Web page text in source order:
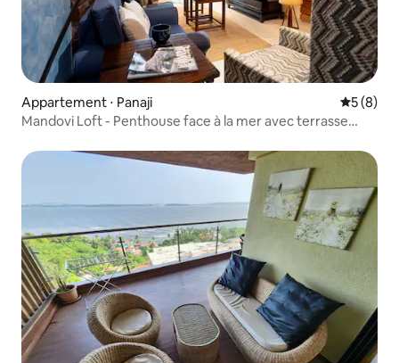
Appartement ⋅ Panaji
5 (8)
Mandovi Loft - Penthouse face à la mer avec terrasse